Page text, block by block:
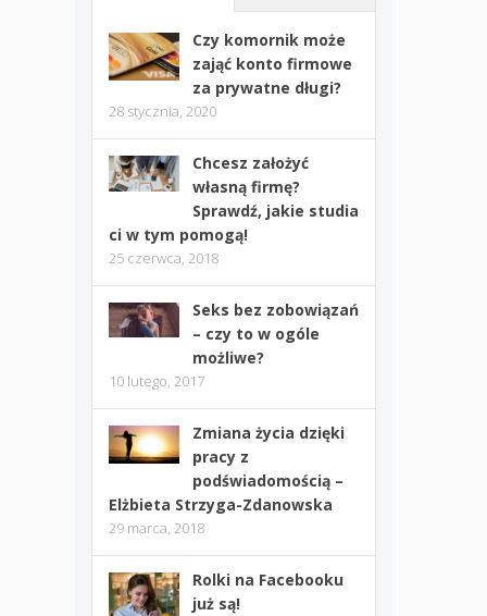
Czy komornik może
zająć konto firmowe
za prywatne długi?
28 stycznia, 2020
Chcesz założyć
własną firmę?
Sprawdź, jakie studia
ci w tym pomogą!
25 czerwca, 2018
Seks bez zobowiązań
– czy to w ogóle
możliwe?
10 lutego, 2017
Zmiana życia dzięki
pracy z
podświadomością –
Elżbieta Strzyga-Zdanowska
29 marca, 2018
Rolki na Facebooku
już są!